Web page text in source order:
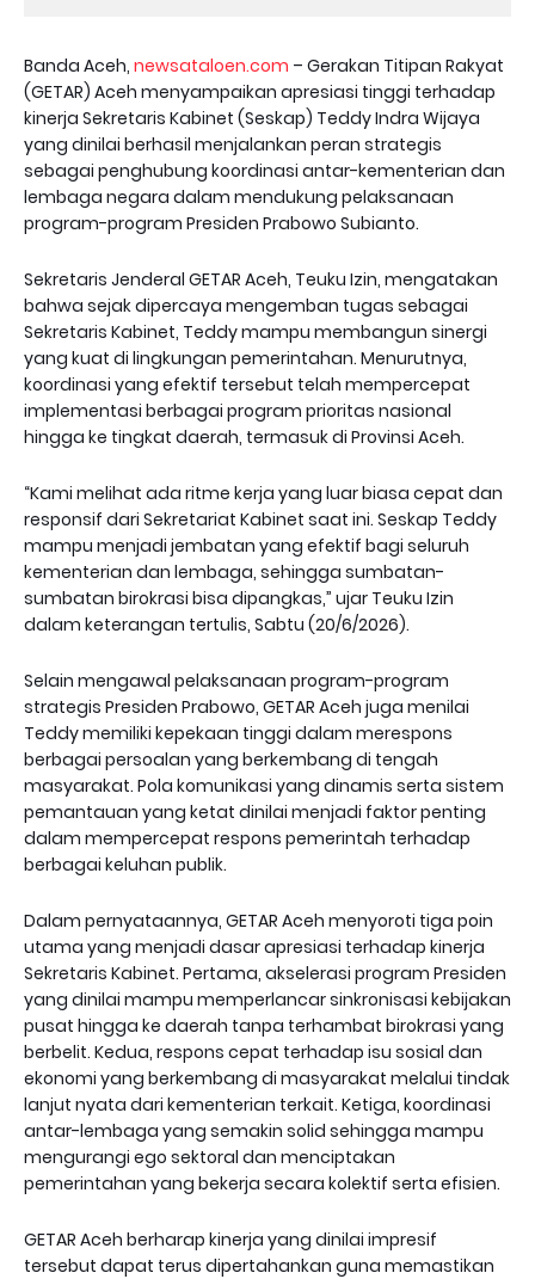
Banda Aceh, newsataloen.com – Gerakan Titipan Rakyat
(GETAR) Aceh menyampaikan apresiasi tinggi terhadap
kinerja Sekretaris Kabinet (Seskap) Teddy Indra Wijaya
yang dinilai berhasil menjalankan peran strategis
sebagai penghubung koordinasi antar-kementerian dan
lembaga negara dalam mendukung pelaksanaan
program-program Presiden Prabowo Subianto.
‎Sekretaris Jenderal GETAR Aceh, Teuku Izin, mengatakan
bahwa sejak dipercaya mengemban tugas sebagai
Sekretaris Kabinet, Teddy mampu membangun sinergi
yang kuat di lingkungan pemerintahan. Menurutnya,
koordinasi yang efektif tersebut telah mempercepat
implementasi berbagai program prioritas nasional
hingga ke tingkat daerah, termasuk di Provinsi Aceh.
‎“Kami melihat ada ritme kerja yang luar biasa cepat dan
responsif dari Sekretariat Kabinet saat ini. Seskap Teddy
mampu menjadi jembatan yang efektif bagi seluruh
kementerian dan lembaga, sehingga sumbatan-
sumbatan birokrasi bisa dipangkas,” ujar Teuku Izin
dalam keterangan tertulis, Sabtu (20/6/2026).
‎Selain mengawal pelaksanaan program-program
strategis Presiden Prabowo, GETAR Aceh juga menilai
Teddy memiliki kepekaan tinggi dalam merespons
berbagai persoalan yang berkembang di tengah
masyarakat. Pola komunikasi yang dinamis serta sistem
pemantauan yang ketat dinilai menjadi faktor penting
dalam mempercepat respons pemerintah terhadap
berbagai keluhan publik.
‎Dalam pernyataannya, GETAR Aceh menyoroti tiga poin
utama yang menjadi dasar apresiasi terhadap kinerja
Sekretaris Kabinet. Pertama, akselerasi program Presiden
yang dinilai mampu memperlancar sinkronisasi kebijakan
pusat hingga ke daerah tanpa terhambat birokrasi yang
berbelit. Kedua, respons cepat terhadap isu sosial dan
ekonomi yang berkembang di masyarakat melalui tindak
lanjut nyata dari kementerian terkait. Ketiga, koordinasi
antar-lembaga yang semakin solid sehingga mampu
mengurangi ego sektoral dan menciptakan
pemerintahan yang bekerja secara kolektif serta efisien.
‎GETAR Aceh berharap kinerja yang dinilai impresif
tersebut dapat terus dipertahankan guna memastikan